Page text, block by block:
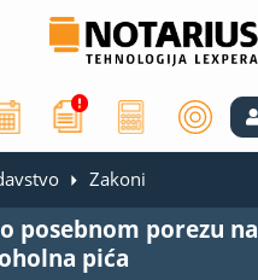
Zakoni
posebnom porezu na
pića